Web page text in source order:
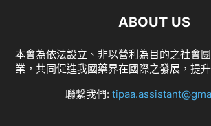
ABOUT US
本會為依法設立、非以營利為目的之社會
業，共同促進我國藥界在國際之發展，提
聯繫我們: